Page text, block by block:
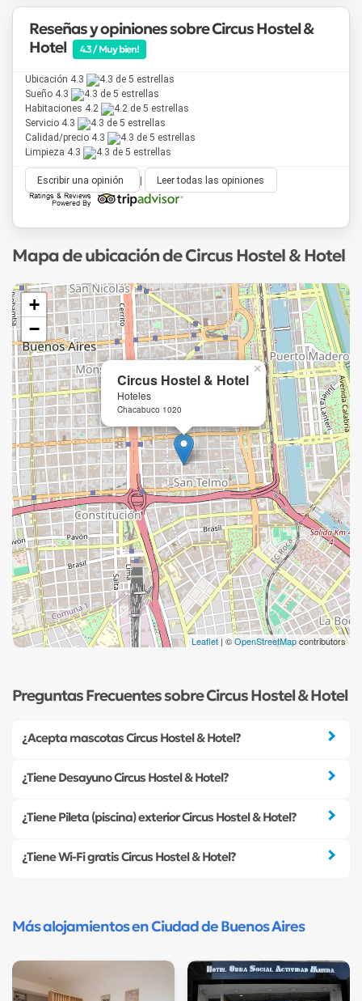
Reseñas y opiniones sobre Circus Hostel &
Hotel
4.3 / Muy bien!
Ubicación 4.3
Sueño 4.3
Habitaciones 4.2
Servicio 4.3
Calidad/precio 4.3
Limpieza 4.3
Escribir una opinión Leer todas las opiniones
Mapa de ubicación de Circus Hostel & Hotel
Circus Hostel & Hotel
Hoteles
Chacabuco 1020
×
+
−
Leaflet| ©OpenStreetMapcontributors
Preguntas Frecuentes sobre Circus Hostel & Hotel
¿Acepta mascotas Circus Hostel & Hotel?
¿Tiene Desayuno Circus Hostel & Hotel?
¿Tiene Pileta (piscina) exterior Circus Hostel & Hotel?
¿Tiene Wi-Fi gratis Circus Hostel & Hotel?
Más alojamientos en Ciudad de Buenos Aires